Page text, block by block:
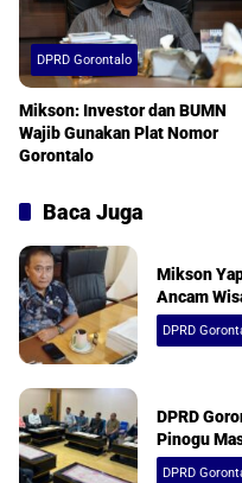
DPRD Gorontalo
Mikson: Investor dan BUMN
Wajib Gunakan Plat Nomor
Gorontalo
Baca Juga
Mikson
Ancam
DPRD
DPRD
Pinogu
DPRD